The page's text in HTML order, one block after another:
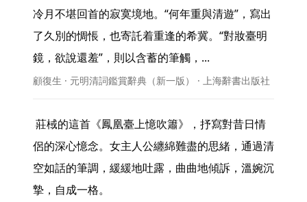
冷月不堪回首的寂寞境地。“何年重與清遊”，寫出
了久別的惆悵，也寄託着重逢的希冀。“對妝臺明
鏡，欲說還羞”，則以含蓄的筆觸，...
顧復生 · 元明清詞鑑賞辭典（新一版） · 上海辭書出版社
侶的深心憶念。女主人公纏綿難盡的思緒，通過清
空如話的筆調，緩緩地吐露，曲曲地傾訴，溫婉沉
摯，自成一格。